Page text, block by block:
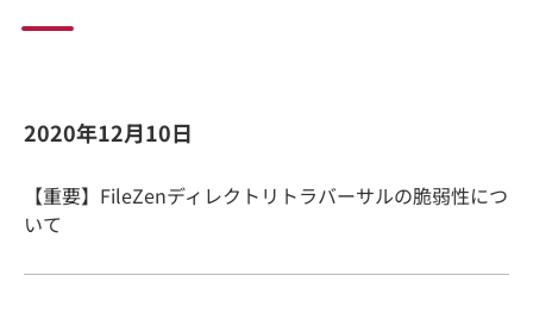
2020年12月10日
【重要】FileZenディレクトリトラバーサルの脆弱性につ
いて